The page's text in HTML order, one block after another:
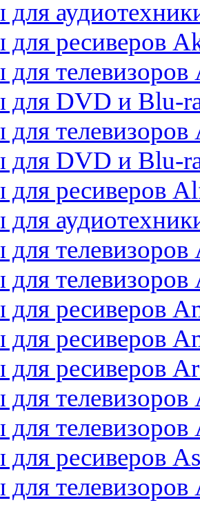
для
для ресиверов
для телевизоров
для DVD и Blu-
для
для DVD и Blu-
для ресиверов
для
для
для
для ресиверов
для ресиверов
для ресиверов
для
телевизоров
для ресиверов
телевизоров